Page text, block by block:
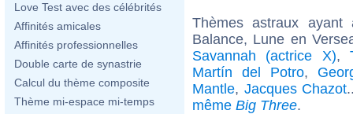
Love Test avec des célébrités
Affinités amicales
Affinités professionnelles
Double carte de synastrie
Calcul du thème composite
Thème mi-espace mi-temps
Thèmes astraux
Balance, Lune en
Savannah (actrice X),
Martín del Potro,
Mantle, Jacques Chazot
même Big Three.